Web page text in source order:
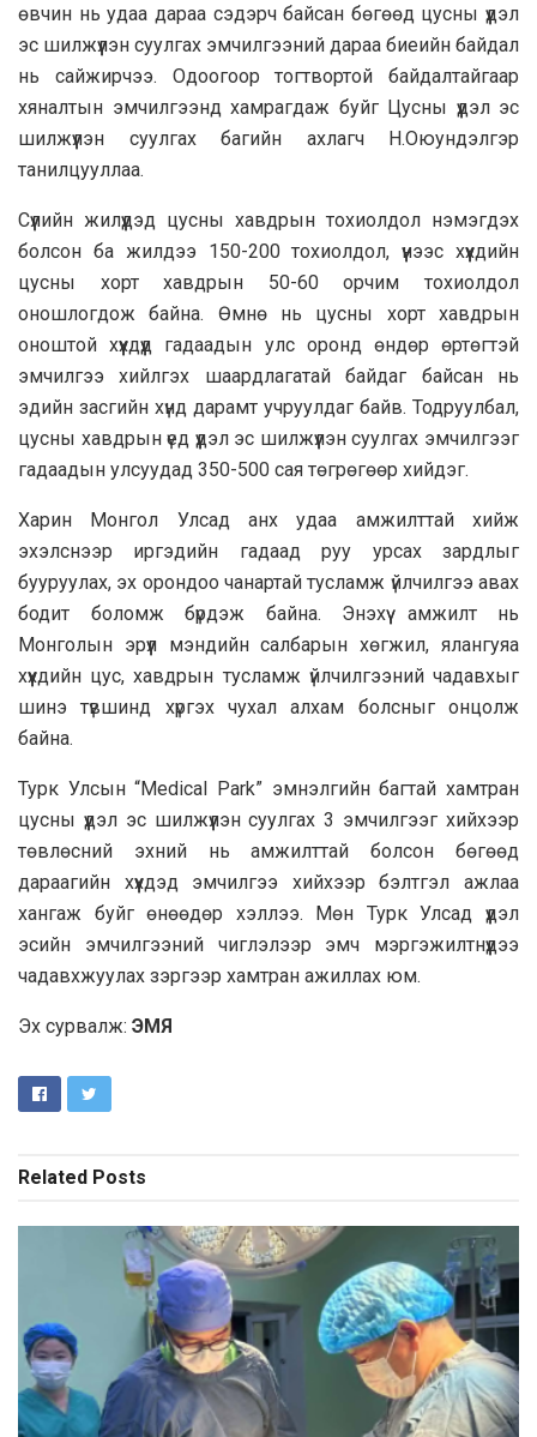
өвчин нь удаа дараа сэдэрч байсан бөгөөд цусны үүдэл
эс шилжүүлэн суулгах эмчилгээний дараа биеийн байдал
нь сайжирчээ. Одоогоор тогтвортой байдалтайгаар
хяналтын эмчилгээнд хамрагдаж буйг Цусны үүдэл эс
шилжүүлэн суулгах багийн ахлагч Н.Оюундэлгэр
танилцууллаа.
Сүүлийн жилүүдэд цусны хавдрын тохиолдол нэмэгдэх
болсон ба жилдээ 150-200 тохиолдол, үүнээс хүүхдийн
цусны хорт хавдрын 50-60 орчим тохиолдол
оношлогдож байна. Өмнө нь цусны хорт хавдрын
оноштой хүүхдүүд гадаадын улс оронд өндөр өртөгтэй
эмчилгээ хийлгэх шаардлагатай байдаг байсан нь
эдийн засгийн хүнд дарамт учруулдаг байв. Тодруулбал,
цусны хавдрын үед үүдэл эс шилжүүлэн суулгах эмчилгээг
гадаадын улсуудад 350-500 сая төгрөгөөр хийдэг.
Харин Монгол Улсад анх удаа амжилттай хийж
эхэлснээр иргэдийн гадаад руу урсах зардлыг
бууруулах, эх орондоо чанартай тусламж үйлчилгээ авах
бодит боломж бүрдэж байна. Энэхүү амжилт нь
Монголын эрүүл мэндийн салбарын хөгжил, ялангуяа
хүүхдийн цус, хавдрын тусламж үйлчилгээний чадавхыг
шинэ түвшинд хүргэх чухал алхам болсныг онцолж
байна.
Турк Улсын “Medical Park” эмнэлгийн багтай хамтран
цусны үүдэл эс шилжүүлэн суулгах 3 эмчилгээг хийхээр
төвлөсний эхний нь амжилттай болсон бөгөөд
дараагийн хүүхдэд эмчилгээ хийхээр бэлтгэл ажлаа
хангаж буйг өнөөдөр хэллээ. Мөн Турк Улсад үүдэл
эсийн эмчилгээний чиглэлээр эмч мэргэжилтнүүдээ
чадавхжуулах зэргээр хамтран ажиллах юм.
Эх сурвалж: ЭМЯ
Related Posts